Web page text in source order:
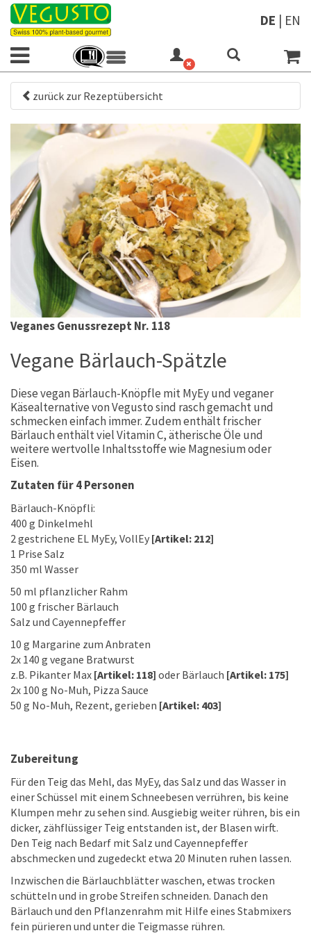
DE | EN
zurück zur Rezeptübersicht
Veganes Genussrezept Nr. 118
Vegane Bärlauch-Spätzle
Diese vegan Bärlauch-Knöpfle mit MyEy und veganer
Käsealternative von Vegusto sind rasch gemacht und
schmecken einfach immer. Zudem enthält frischer
Bärlauch enthält viel Vitamin C, ätherische Öle und
weitere wertvolle Inhaltsstoffe wie Magnesium oder
Eisen.
Zutaten für 4 Personen
Bärlauch-Knöpfli:
400 g Dinkelmehl
2 gestrichene EL MyEy, VollEy [Artikel: 212]
1 Prise Salz
350 ml Wasser
50 ml pflanzlicher Rahm
100 g frischer Bärlauch
Salz und Cayennepfeffer
10 g Margarine zum Anbraten
2x 140 g vegane Bratwurst
z.B. Pikanter Max [Artikel: 118] oder Bärlauch [Artikel: 175]
2x 100 g No-Muh, Pizza Sauce
50 g No-Muh, Rezent, gerieben [Artikel: 403]
Zubereitung
Für den Teig das Mehl, das MyEy, das Salz und das Wasser in
einer Schüssel mit einem Schneebesen verrühren, bis keine
Klumpen mehr zu sehen sind. Ausgiebig weiter rühren, bis ein
dicker, zähflüssiger Teig entstanden ist, der Blasen wirft.
Den Teig nach Bedarf mit Salz und Cayennepfeffer
abschmecken und zugedeckt etwa 20 Minuten ruhen lassen.
Inzwischen die Bärlauchblätter waschen, etwas trocken
schütteln und in grobe Streifen schneiden. Danach den
Bärlauch und den Pflanzenrahm mit Hilfe eines Stabmixers
fein pürieren und unter die Teigmasse rühren.